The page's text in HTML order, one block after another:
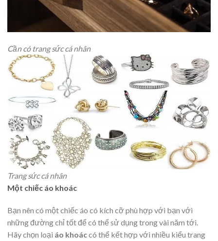
Cần có trang sức cá nhân
Trang sức cá nhân
Một chiếc áo khoác
Bạn nên có một chiếc áo có kích cỡ phù hợp với bạn với
những đường chỉ tốt để có thể sử dụng trong vài năm tới.
Hãy chọn loại áo khoáccó thể kết hợp với nhiều kiểu trang